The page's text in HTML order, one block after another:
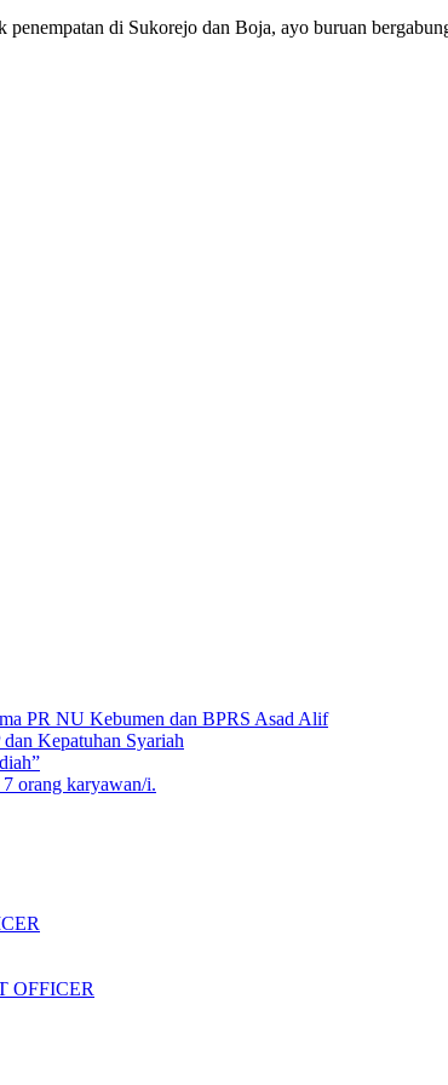
di Sukorejo dan Boja, ayo buruan
PR NU Kebumen dan BPRS Asad Alif
Kepatuhan Syariah
orang karyawan/i.
OFFICER